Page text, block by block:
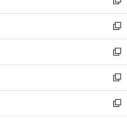
開
く
ウ
で
開
く
ン
ド
ウ
で
開
く
い
ウ
ィ
ン
ド
ウ
で
開
く
新
し
い
ウ
ィ
ン
ド
ウ
で
開
新
し
い
ウ
ィ
ン
ド
ウ
新
し
い
ウ
ィ
ン
新
し
い
ウ
新
し